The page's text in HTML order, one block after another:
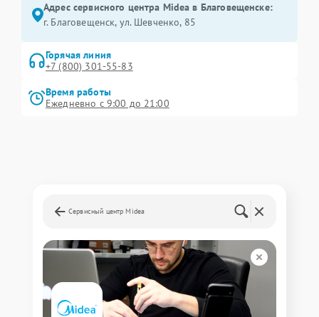
Адрес сервисного центра Midea в Благовещенске:
г. Благовещенск, ул. Шевченко, 85
Горячая линия
+7 (800) 301-55-83
Время работы
Ежедневно с 9:00 до 21:00
Сервисный центр Midea